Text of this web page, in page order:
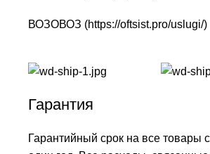
ВОЗОВОЗ (https://oftsist.pro/uslugi/)
Гарантия
Гарантийный срок на все товары